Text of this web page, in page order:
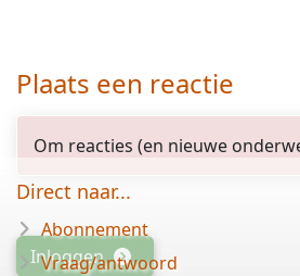
Plaats een reactie
Om reacties (en nieuwe
Inloggen
Direct naar...
Abonnement
Vraag/antwoord